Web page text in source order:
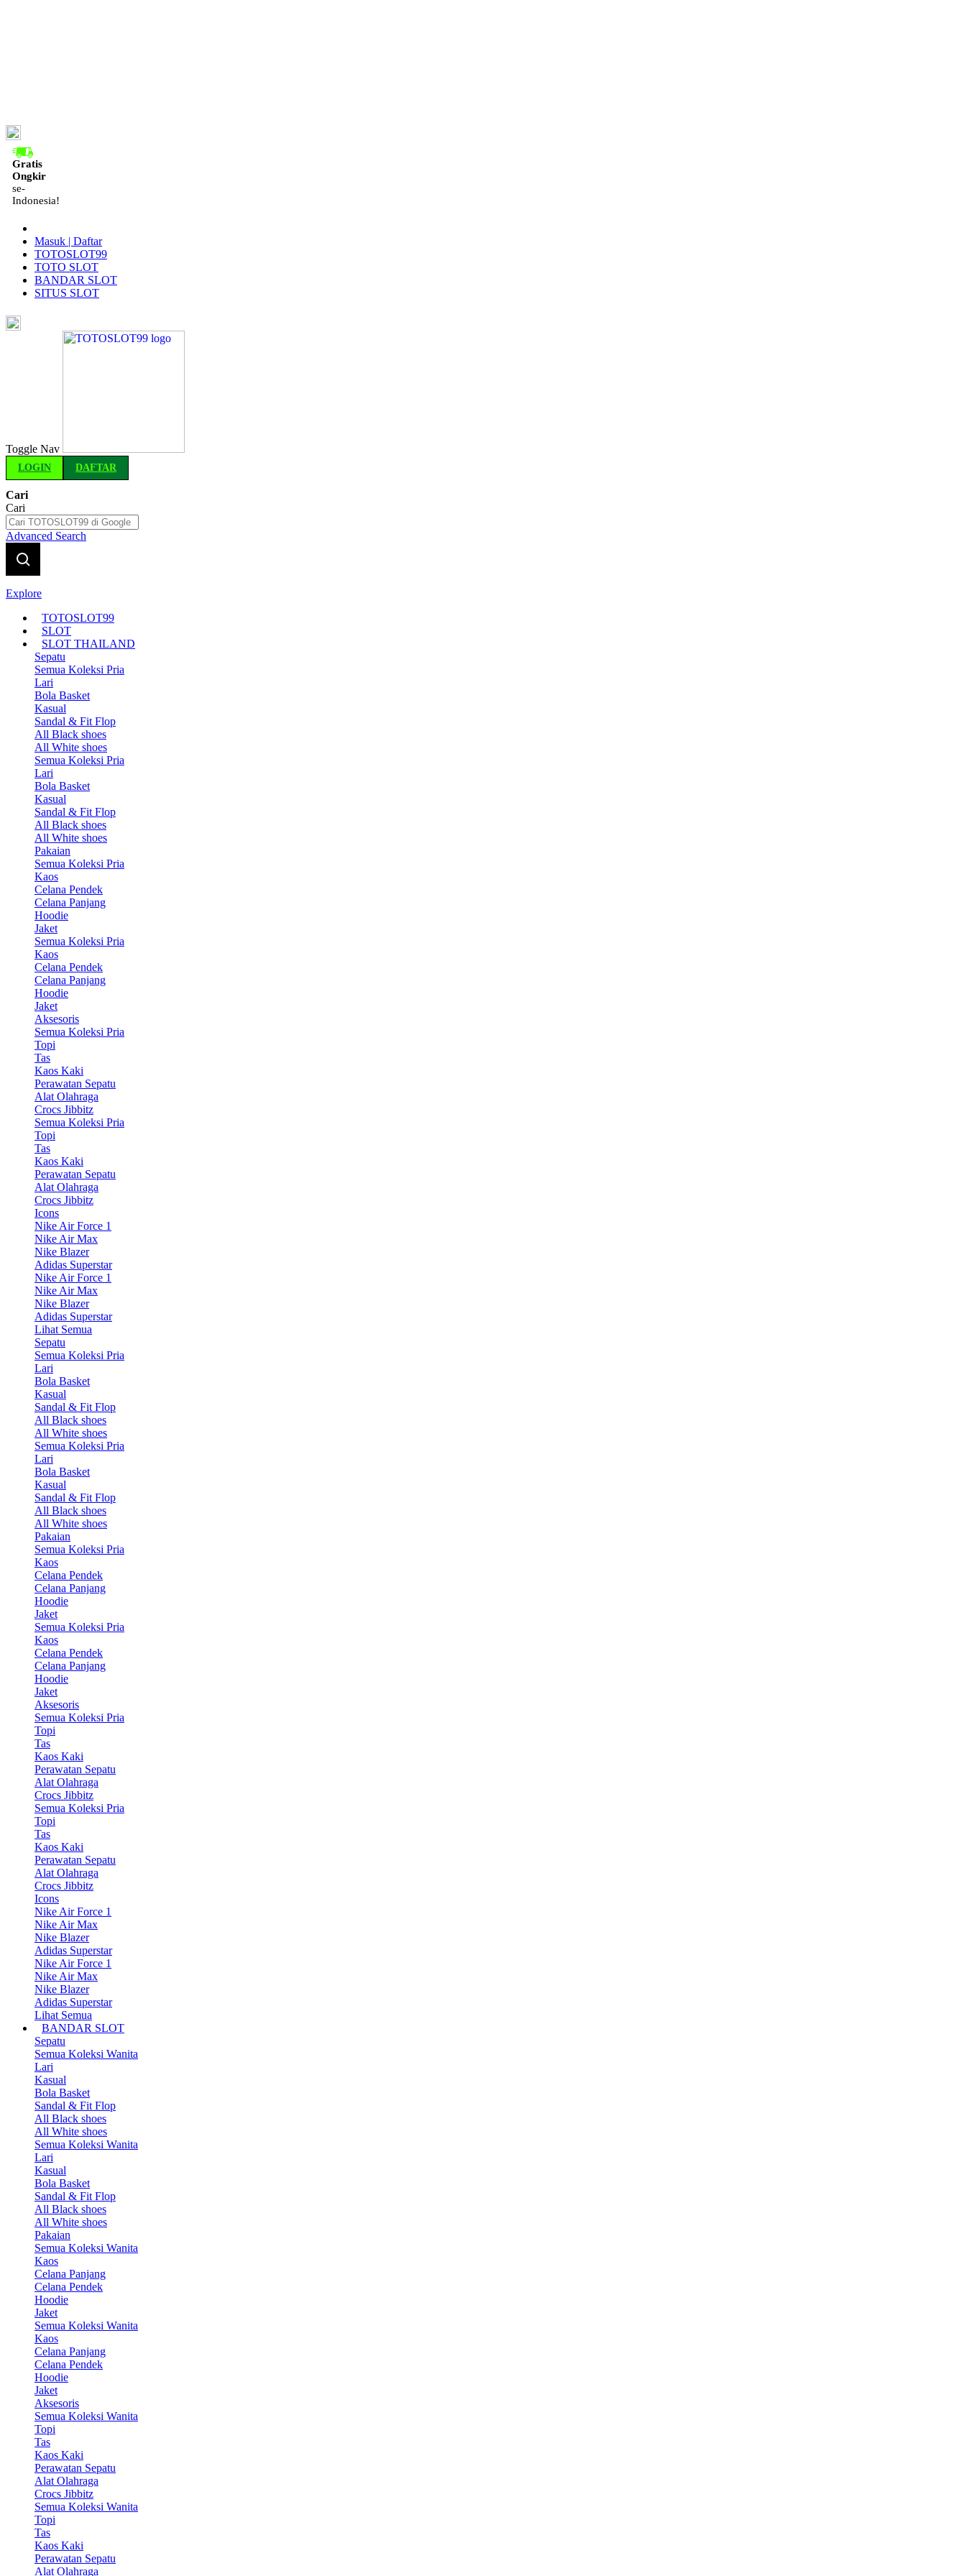
Gratis
Ongkir
se-
Indonesia!
Masuk | Daftar
TOTOSLOT99
TOTO SLOT
BANDAR SLOT
SITUS SLOT
Toggle Nav
LOGIN DAFTAR
Cari
Cari
Advanced Search
Explore
TOTOSLOT99
SLOT
SLOT THAILAND
Sepatu
Semua Koleksi Pria
Lari
Bola Basket
Kasual
Sandal & Fit Flop
All Black shoes
All White shoes
Semua Koleksi Pria
Lari
Bola Basket
Kasual
Sandal & Fit Flop
All Black shoes
All White shoes
Pakaian
Semua Koleksi Pria
Kaos
Celana Pendek
Celana Panjang
Hoodie
Jaket
Semua Koleksi Pria
Kaos
Celana Pendek
Celana Panjang
Hoodie
Jaket
Aksesoris
Semua Koleksi Pria
Topi
Tas
Kaos Kaki
Perawatan Sepatu
Alat Olahraga
Crocs Jibbitz
Semua Koleksi Pria
Topi
Tas
Kaos Kaki
Perawatan Sepatu
Alat Olahraga
Crocs Jibbitz
Icons
Nike Air Force 1
Nike Air Max
Nike Blazer
Adidas Superstar
Nike Air Force 1
Nike Air Max
Nike Blazer
Adidas Superstar
Lihat Semua
Sepatu
Semua Koleksi Pria
Lari
Bola Basket
Kasual
Sandal & Fit Flop
All Black shoes
All White shoes
Semua Koleksi Pria
Lari
Bola Basket
Kasual
Sandal & Fit Flop
All Black shoes
All White shoes
Pakaian
Semua Koleksi Pria
Kaos
Celana Pendek
Celana Panjang
Hoodie
Jaket
Semua Koleksi Pria
Kaos
Celana Pendek
Celana Panjang
Hoodie
Jaket
Aksesoris
Semua Koleksi Pria
Topi
Tas
Kaos Kaki
Perawatan Sepatu
Alat Olahraga
Crocs Jibbitz
Semua Koleksi Pria
Topi
Tas
Kaos Kaki
Perawatan Sepatu
Alat Olahraga
Crocs Jibbitz
Icons
Nike Air Force 1
Nike Air Max
Nike Blazer
Adidas Superstar
Nike Air Force 1
Nike Air Max
Nike Blazer
Adidas Superstar
Lihat Semua
BANDAR SLOT
Sepatu
Semua Koleksi Wanita
Lari
Kasual
Bola Basket
Sandal & Fit Flop
All Black shoes
All White shoes
Semua Koleksi Wanita
Lari
Kasual
Bola Basket
Sandal & Fit Flop
All Black shoes
All White shoes
Pakaian
Semua Koleksi Wanita
Kaos
Celana Panjang
Celana Pendek
Hoodie
Jaket
Semua Koleksi Wanita
Kaos
Celana Panjang
Celana Pendek
Hoodie
Jaket
Aksesoris
Semua Koleksi Wanita
Topi
Tas
Kaos Kaki
Perawatan Sepatu
Alat Olahraga
Crocs Jibbitz
Semua Koleksi Wanita
Topi
Tas
Kaos Kaki
Perawatan Sepatu
Alat Olahraga